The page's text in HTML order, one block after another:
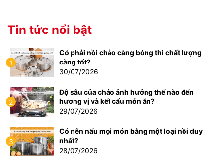
Tin tức nổi bật
1
Có phải nồi chảo càng bóng thì chất lượng
càng tốt?
30/07/2026
2
Độ sâu của chảo ảnh hưởng thế nào đến
hương vị và kết cấu món ăn?
29/07/2026
3
Có nên nấu mọi món bằng một loại nồi duy
nhất?
28/07/2026